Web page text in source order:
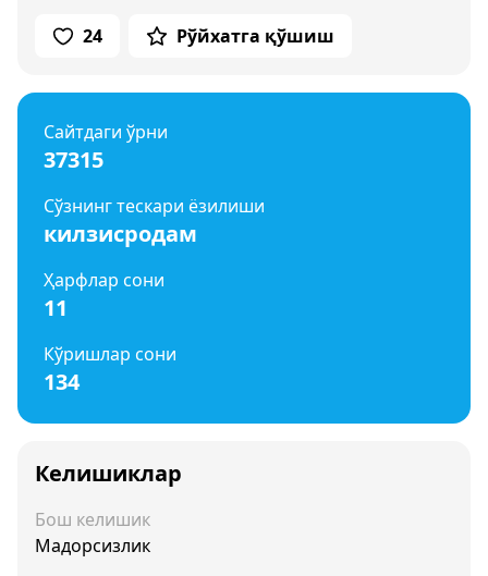
24 Рўйхатга қўшиш
Сайтдаги ўрни
37315
Сўзнинг тескари ёзилиши
килзисродам
Ҳарфлар сони
11
Кўришлар сони
134
Келишиклар
Бош келишик
Мадорсизлик